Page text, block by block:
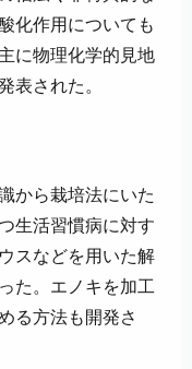
化作用についても
に物理化学的見地
表された。
から栽培法にいた
生活習慣病に対す
スなどを用いた解
た。エノキを加工
る方法も開発さ